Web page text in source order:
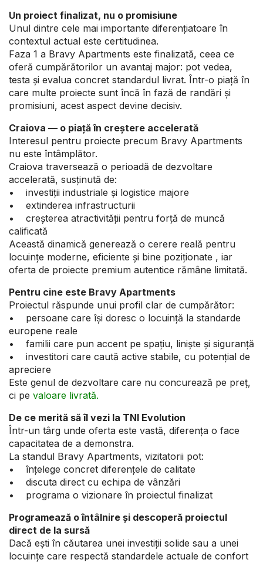
Un proiect finalizat, nu o promisiune
Unul dintre cele mai importante diferențiatoare în
contextul actual este certitudinea.
Faza 1 a Bravy Apartments este finalizată, ceea ce
oferă cumpărătorilor un avantaj major: pot vedea,
testa și evalua concret standardul livrat. Într-o piață în
care multe proiecte sunt încă în fază de randări și
promisiuni, acest aspect devine decisiv.
Craiova — o piață în creștere accelerată
Interesul pentru proiecte precum Bravy Apartments
nu este întâmplător.
Craiova traversează o perioadă de dezvoltare
accelerată, susținută de:
• investiții industriale și logistice majore
• extinderea infrastructurii
• creșterea atractivității pentru forță de muncă
calificată
Această dinamică generează o cerere reală pentru
locuințe moderne, eficiente și bine poziționate , iar
oferta de proiecte premium autentice rămâne limitată.
Pentru cine este Bravy Apartments
Proiectul răspunde unui profil clar de cumpărător:
• persoane care își doresc o locuință la standarde
europene reale
• familii care pun accent pe spațiu, liniște și siguranță
• investitori care caută active stabile, cu potențial de
apreciere
Este genul de dezvoltare care nu concurează pe preț,
ci pe valoare livrată.
De ce merită să îl vezi la TNI Evolution
Într-un târg unde oferta este vastă, diferența o face
capacitatea de a demonstra.
La standul Bravy Apartments, vizitatorii pot:
• înțelege concret diferențele de calitate
• discuta direct cu echipa de vânzări
• programa o vizionare în proiectul finalizat
Programează o întâlnire și descoperă proiectul
direct de la sursă
Dacă ești în căutarea unei investiții solide sau a unei
locuințe care respectă standardele actuale de confort